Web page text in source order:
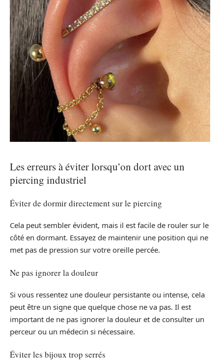
Les erreurs à éviter lorsqu’on dort avec un
piercing industriel
Éviter de dormir directement sur le piercing
Cela peut sembler évident, mais il est facile de rouler sur le
côté en dormant. Essayez de maintenir une position qui ne
met pas de pression sur votre oreille percée.
Ne pas ignorer la douleur
Si vous ressentez une douleur persistante ou intense, cela
peut être un signe que quelque chose ne va pas. Il est
important de ne pas ignorer la douleur et de consulter un
perceur ou un médecin si nécessaire.
Éviter les bijoux trop serrés